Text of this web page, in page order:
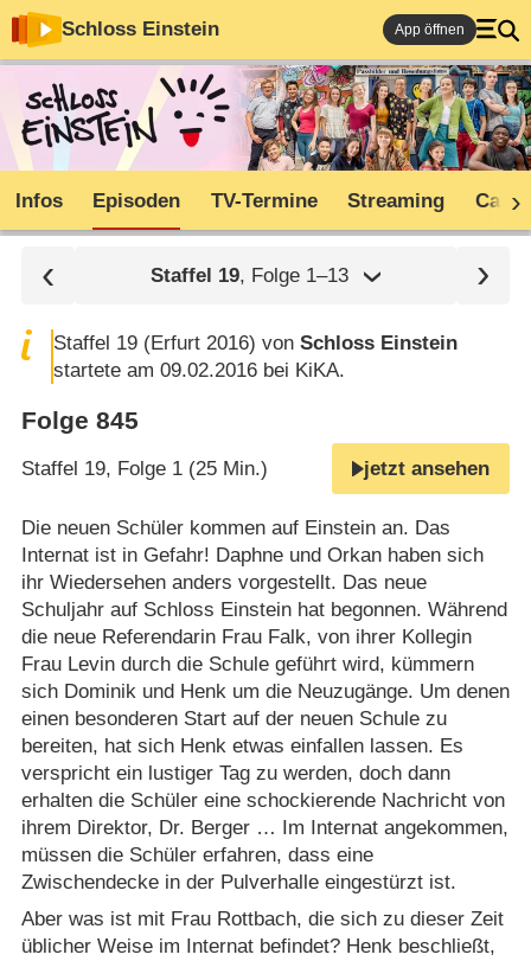
Schloss Einstein App öffnen
Infos Episoden TV-Termine Streaming Cast
Staffel 19, Folge 1⁠–⁠13
Staffel 19 (Erfurt 2016) vonSchloss Einstein
startete am 09.02.2016 bei KiKA.
Folge 845
Staffel 19, Folge 1 (25 Min.) jetzt ansehen
Die neuen Schüler kommen auf Einstein an. Das
Internat ist in Gefahr! Daphne und Orkan haben sich
ihr Wiedersehen anders vorgestellt. Das neue
Schuljahr auf Schloss Einstein hat begonnen. Während
die neue Referendarin Frau Falk, von ihrer Kollegin
Frau Levin durch die Schule geführt wird, kümmern
sich Dominik und Henk um die Neuzugänge. Um denen
einen besonderen Start auf der neuen Schule zu
bereiten, hat sich Henk etwas einfallen lassen. Es
verspricht ein lustiger Tag zu werden, doch dann
erhalten die Schüler eine schockierende Nachricht von
ihrem Direktor, Dr. Berger … Im Internat angekommen,
müssen die Schüler erfahren, dass eine
Zwischendecke in der Pulverhalle eingestürzt ist.
Aber was ist mit Frau Rottbach, die sich zu dieser Zeit
üblicher Weise im Internat befindet? Henk beschließt,